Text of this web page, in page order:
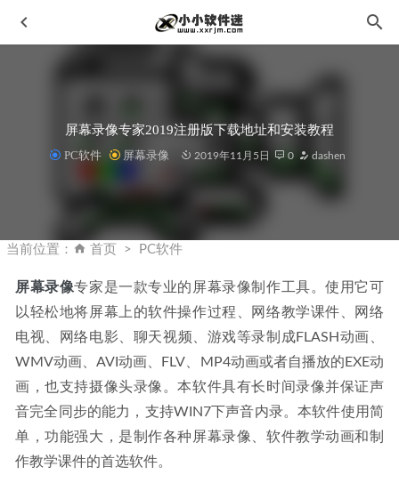
屏幕录像专家2019注册版下载地址和安装教程
PC软件 屏幕录像 2019年11月5日 0 dashen
当前位置： 首页 PC软件
屏幕录像专家是一款专业的屏幕录像制作工具。使用它可
以轻松地将屏幕上的软件操作过程、网络教学课件、网络
电视、网络电影、聊天视频、游戏等录制成FLASH动画、
WMV动画、AVI动画、FLV、MP4动画或者自播放的EXE动
画，也支持摄像头录像。本软件具有长时间录像并保证声
音完全同步的能力，支持WIN7下声音内录。本软件使用简
单，功能强大，是制作各种屏幕录像、软件教学动画和制
作教学课件的首选软件。
力导演旗舰版 2023-04-03
2023-12-16
Vray3.3 For 3dmax2014-2016破解版下载地址和安装教程
2020-02-03
GiliSoft Screen Recorder 12.3中文版-屏幕录像工具 2023-08-
11
Foobar2000汉化版 v1.6.16-高品质音频播放器
2023-02-09